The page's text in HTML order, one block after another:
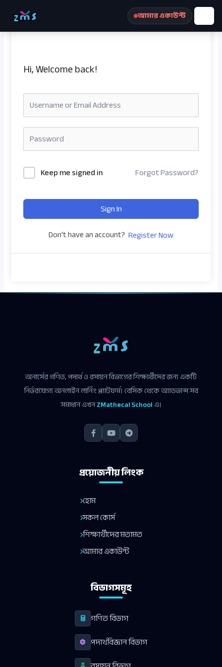
আমার একাউন্ট
Hi, Welcome back!
Keep me signed in Forgot Password?
Sign In
Don't have an account? Register Now
অনার্সের গণিত, পদার্থ ও রসায়ন বিভাগের শিক্ষার্থীদের জন্য একটি
নির্ভরযোগ্য অনলাইন লার্নিং প্ল্যাটফর্ম। বেসিক থেকে অ্যাডভান্স সব
সমাধান এখনZMathecal Schoolএ।
প্রয়োজনীয় লিংক
হোম
সকল কোর্স
শিক্ষার্থীদের মতামত
আমার একাউন্ট
বিভাগসমূহ
গণিত বিভাগ
পদার্থবিজ্ঞান বিভাগ